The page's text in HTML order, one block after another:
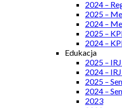
2024 –
2025 –
2024 –
2025 –
2024 –
Edukacja
2025 –
2024 –
2025 –
2024 –
2023